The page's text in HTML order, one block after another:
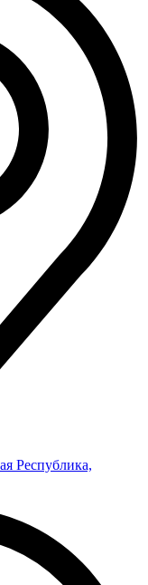
Республика,